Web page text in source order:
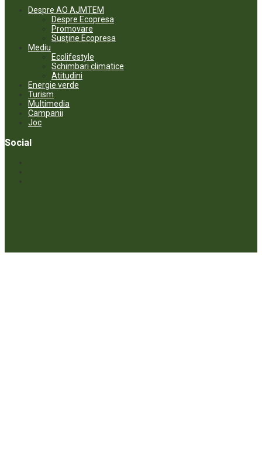
Despre AO AJMTEM
Despre Ecopresa
Promovare
Susține Ecopresa
Mediu
Ecolifestyle
Schimbari climatice
Atitudini
Energie verde
Turism
Multimedia
Campanii
Joc
Social